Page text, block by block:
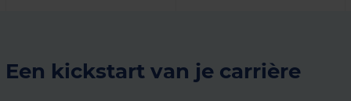
Een kickstart van je carrière